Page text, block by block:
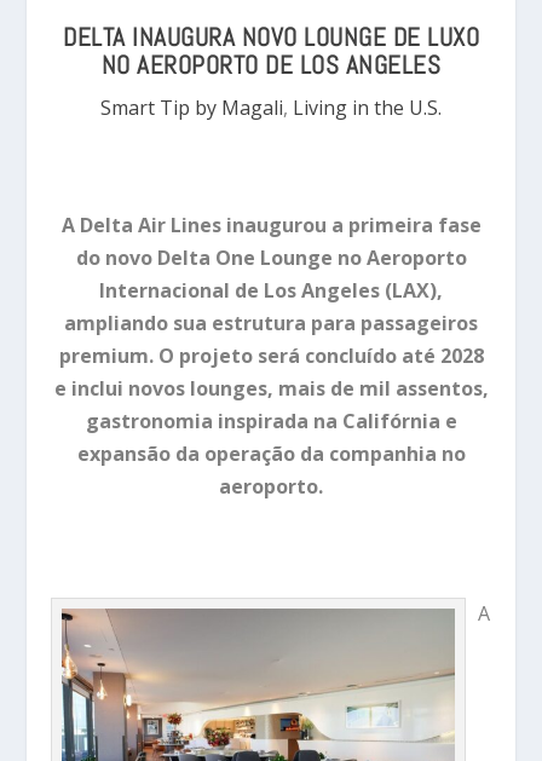
DELTA INAUGURA NOVO LOUNGE DE LUXO
NO AEROPORTO DE LOS ANGELES
Smart Tip by Magali, Living in the U.S.
A Delta Air Lines inaugurou a primeira fase
do novo Delta One Lounge no Aeroporto
Internacional de Los Angeles (LAX),
ampliando sua estrutura para passageiros
premium. O projeto será concluído até 2028
e inclui novos lounges, mais de mil assentos,
gastronomia inspirada na Califórnia e
expansão da operação da companhia no
aeroporto.
A